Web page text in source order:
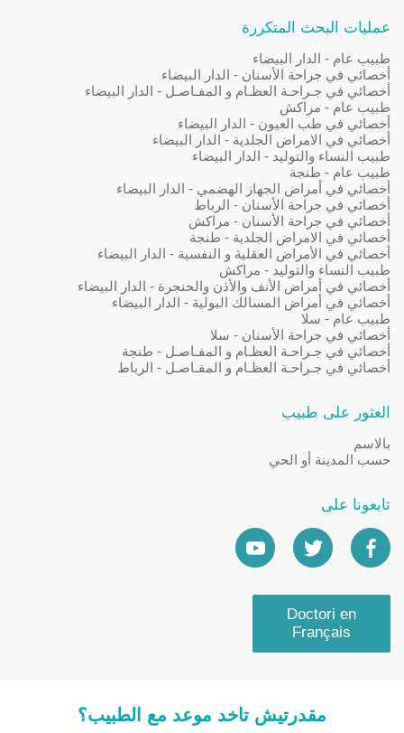
عمليات البحث المتكررة
طبيب عام - الدار البيضاء
أخصائي في جراحة الأسنان - الدار البيضاء
أخصائي في جـراحـة العظـام و المفـاصـل - الدار البيضاء
طبيب عام - مراكش
أخصائي في طب العيون - الدار البيضاء
أخصائي في الامراض الجلدية - الدار البيضاء
طبيب النساء والتوليد - الدار البيضاء
طبيب عام - طنجة
أخصائي في أمراض الجهاز الهضمي - الدار البيضاء
أخصائي في جراحة الأسنان - الرباط
أخصائي في جراحة الأسنان - مراكش
أخصائي في الامراض الجلدية - طنجة
أخصائي في الأمراض العقلية و النفسية - الدار البيضاء
طبيب النساء والتوليد - مراكش
أخصائي في أمراض الأنف والأذن والحنجرة - الدار البيضاء
أخصائي في أمراض المسالك البولية - الدار البيضاء
طبيب عام - سلا
أخصائي في جراحة الأسنان - سلا
أخصائي في جـراحـة العظـام و المفـاصـل - طنجة
أخصائي في جـراحـة العظـام و المفـاصـل - الرباط
العثور على طبيب
بالاسم
حسب المدينة أو الحي
تابعونا على
Doctori en
Français
مقدرتيش تاخد موعد مع الطبيب؟